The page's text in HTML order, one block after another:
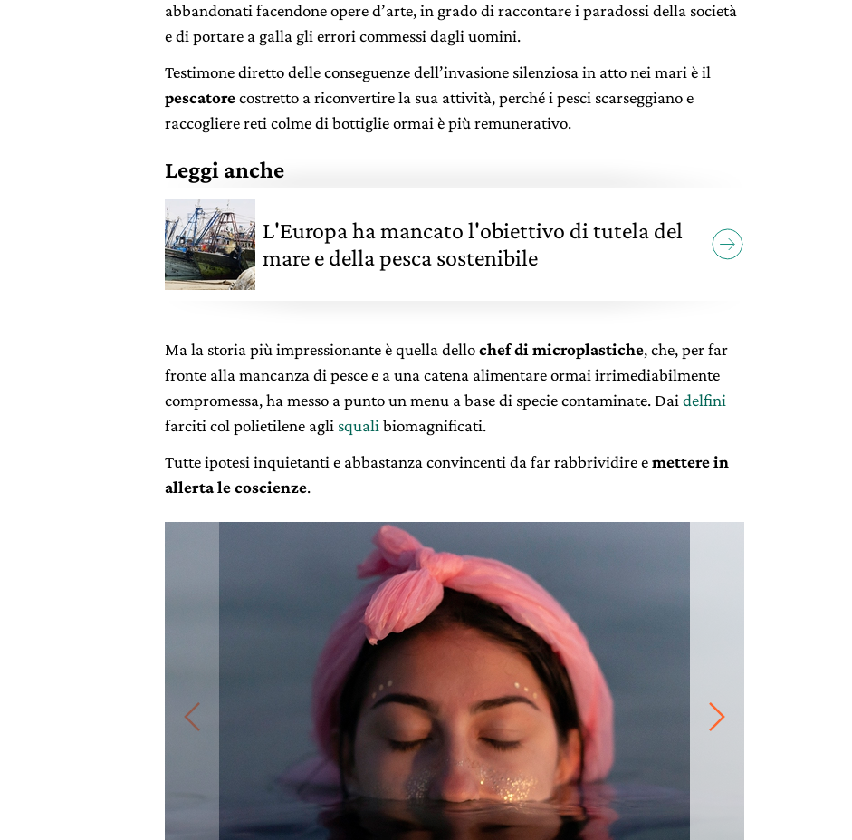
abbandonati facendone opere d’arte, in grado di raccontare i paradossi della società
e di portare a galla gli errori commessi dagli uomini.
Testimone diretto delle conseguenze dell’invasione silenziosa in atto nei mari è il
pescatorecostretto a riconvertire la sua attività, perché i pesci scarseggiano e
raccogliere reti colme di bottiglie ormai è più remunerativo.
Leggi anche
L'Europa ha mancato l'obiettivo di tutela del
mare e della pesca sostenibile
Ma la storia più impressionante è quella dellochef di microplastiche, che, per far
fronte alla mancanza di pesce e a una catena alimentare ormai irrimediabilmente
compromessa, ha messo a punto un menu a base di specie contaminate. Dai delfini
farciti col polietilene agli squali biomagnificati.
Tutte ipotesi inquietanti e abbastanza convincenti da far rabbrividire emettere in
allerta le coscienze.